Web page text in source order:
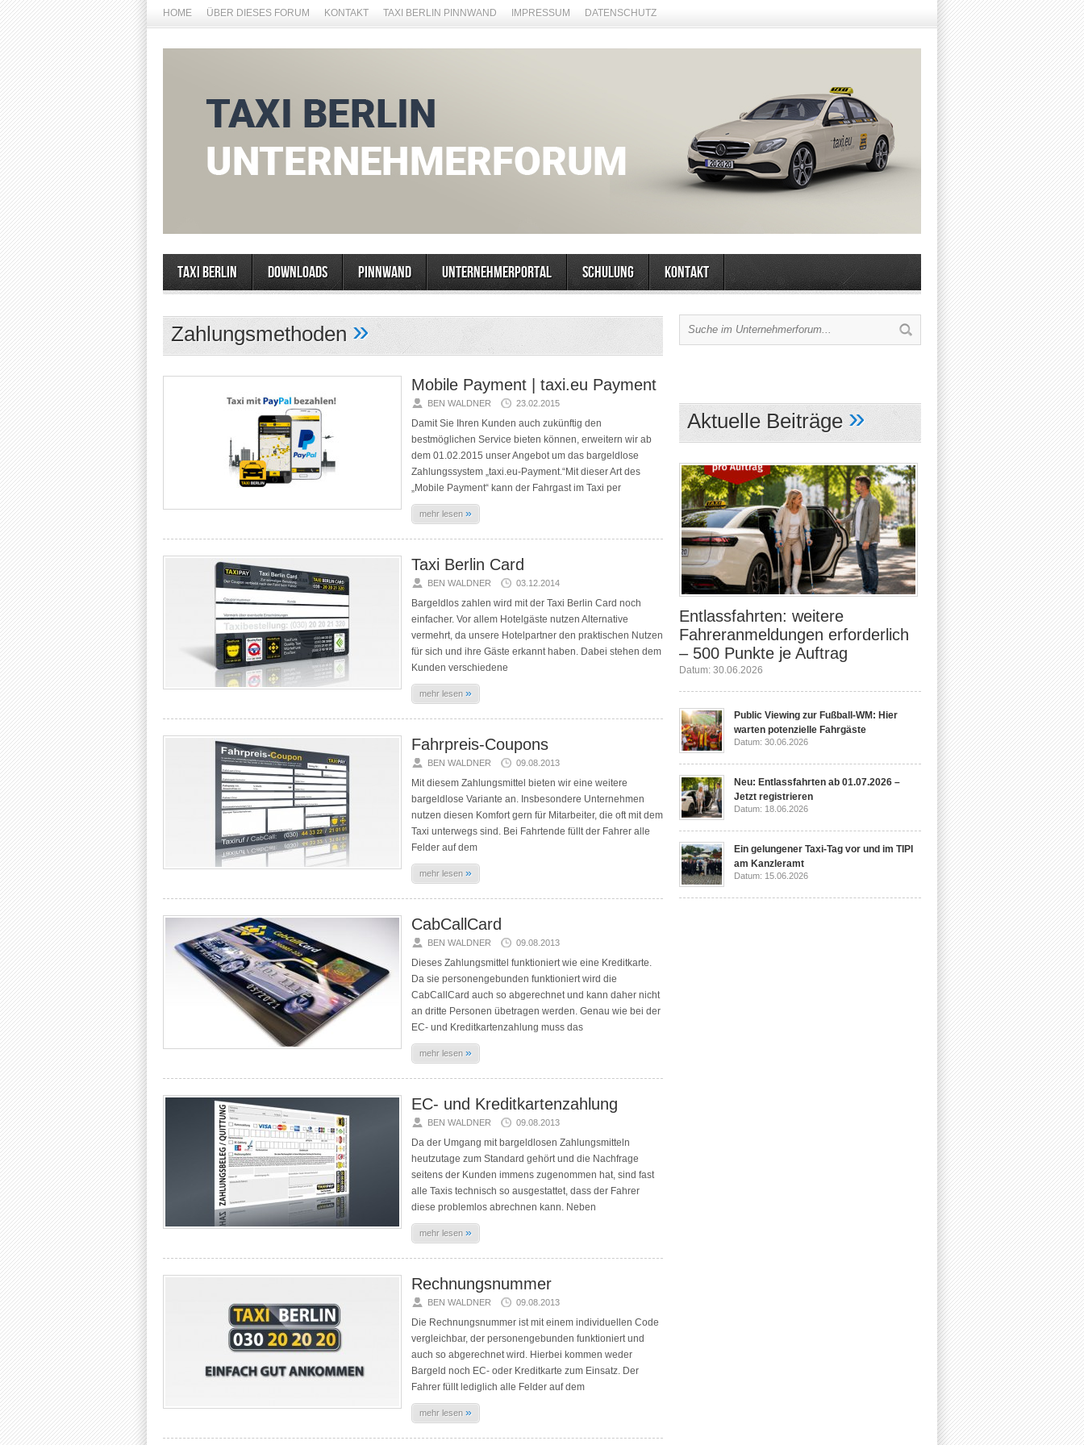
HOME ÜBER DIESES FORUM KONTAKT TAXI BERLIN PINNWAND IMPRESSUM DATENSCHUTZ
Taxi Berlin Downloads Pinnwand Unternehmerportal Schulung Kontakt
Zahlungsmethoden »
Mobile Payment | taxi.eu Payment
BEN WALDNER 23.02.2015
Damit Sie Ihren Kunden auch zukünftig den
bestmöglichen Service bieten können, erweitern wir ab
dem 01.02.2015 unser Angebot um das bargeldlose
Zahlungssystem „taxi.eu-Payment.“Mit dieser Art des
„Mobile Payment“ kann der Fahrgast im Taxi per
mehr lesen »
Taxi Berlin Card
BEN WALDNER 03.12.2014
Bargeldlos zahlen wird mit der Taxi Berlin Card noch
einfacher. Vor allem Hotelgäste nutzen Alternative
vermehrt, da unsere Hotelpartner den praktischen Nutzen
für sich und ihre Gäste erkannt haben. Dabei stehen dem
Kunden verschiedene
mehr lesen »
Fahrpreis-Coupons
BEN WALDNER 09.08.2013
Mit diesem Zahlungsmittel bieten wir eine weitere
bargeldlose Variante an. Insbesondere Unternehmen
nutzen diesen Komfort gern für Mitarbeiter, die oft mit dem
Taxi unterwegs sind. Bei Fahrtende füllt der Fahrer alle
Felder auf dem
mehr lesen »
CabCallCard
BEN WALDNER 09.08.2013
Dieses Zahlungsmittel funktioniert wie eine Kreditkarte.
Da sie personengebunden funktioniert wird die
CabCallCard auch so abgerechnet und kann daher nicht
an dritte Personen übetragen werden. Genau wie bei der
EC- und Kreditkartenzahlung muss das
mehr lesen »
EC- und Kreditkartenzahlung
BEN WALDNER 09.08.2013
Da der Umgang mit bargeldlosen Zahlungsmitteln
heutzutage zum Standard gehört und die Nachfrage
seitens der Kunden immens zugenommen hat, sind fast
alle Taxis technisch so ausgestattet, dass der Fahrer
diese problemlos abrechnen kann. Neben
mehr lesen »
Rechnungsnummer
BEN WALDNER 09.08.2013
Die Rechnungsnummer ist mit einem individuellen Code
vergleichbar, der personengebunden funktioniert und
auch so abgerechnet wird. Hierbei kommen weder
Bargeld noch EC- oder Kreditkarte zum Einsatz. Der
Fahrer füllt lediglich alle Felder auf dem
mehr lesen »
Aktuelle Beiträge »
Entlassfahrten: weitere
Fahreranmeldungen erforderlich
– 500 Punkte je Auftrag
Datum: 30.06.2026
Public Viewing zur Fußball-WM: Hier
warten potenzielle Fahrgäste
Datum: 30.06.2026
Neu: Entlassfahrten ab 01.07.2026 –
Jetzt registrieren
Datum: 18.06.2026
Ein gelungener Taxi-Tag vor und im TIPI
am Kanzleramt
Datum: 15.06.2026